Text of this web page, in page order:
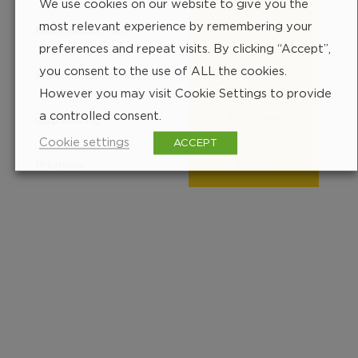
Måleområde, min.
Måleområde, maks
Oppløsning
50mm
75mm
We use cookies on our website to give you the
most relevant experience by remembering your
preferences and repeat visits. By clicking “Accept”,
you consent to the use of ALL the cookies.
However you may visit Cookie Settings to provide
a controlled consent.
Cookie settings ACCEPT